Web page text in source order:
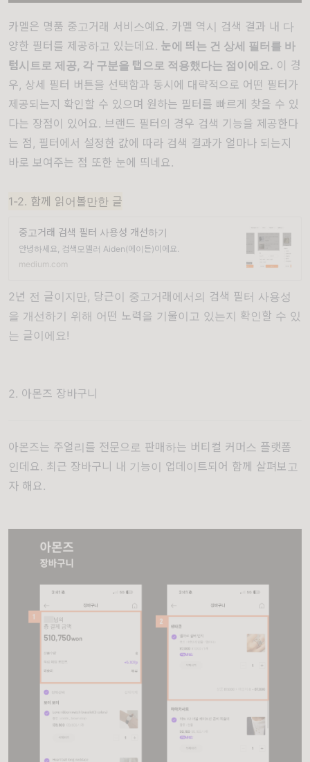
카멜은 명품 중고거래 서비스예요. 카멜 역시 검색 결과 내 다
양한 필터를 제공하고 있는데요. 눈에 띄는 건 상세 필터를 바
텀시트로 제공, 각 구분을 탭으로 적용했다는 점이에요. 이 경
우, 상세 필터 버튼을 선택함과 동시에 대략적으로 어떤 필터가
제공되는지 확인할 수 있으며 원하는 필터를 빠르게 찾을 수 있
다는 장점이 있어요. 브랜드 필터의 경우 검색 기능을 제공한다
는 점, 필터에서 설정한 값에 따라 검색 결과가 얼마나 되는지
바로 보여주는 점 또한 눈에 띄네요.
1-2. 함께 읽어볼만한 글
중고거래 검색 필터 사용성 개선하기
안녕하세요, 검색모델러 Aiden(에이든)이에요.
medium.com
2년 전 글이지만, 당근이 중고거래에서의 검색 필터 사용성
을 개선하기 위해 어떤 노력을 기울이고 있는지 확인할 수 있
는 글이에요!
2. 아몬즈 장바구니
아몬즈는 주얼리를 전문으로 판매하는 버티컬 커머스 플랫폼
인데요. 최근 장바구니 내 기능이 업데이트되어 함께 살펴보고
자 해요.